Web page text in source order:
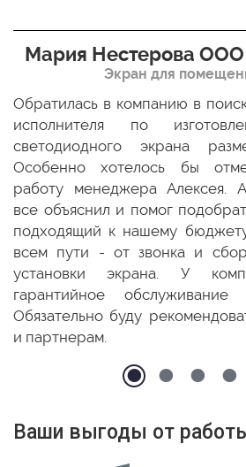
Мария Нестерова ООО
Экран для
Обратилась в компанию в
исполнителя по
светодиодного экрана
Особенно хотелось бы
работу менеджера Алексея.
все объяснил и помог
подходящий к нашему
всем пути - от звонка и
установки экрана. У
гарантийное обслуживание
Обязательно буду
и партнерам.
Ваши выгоды от